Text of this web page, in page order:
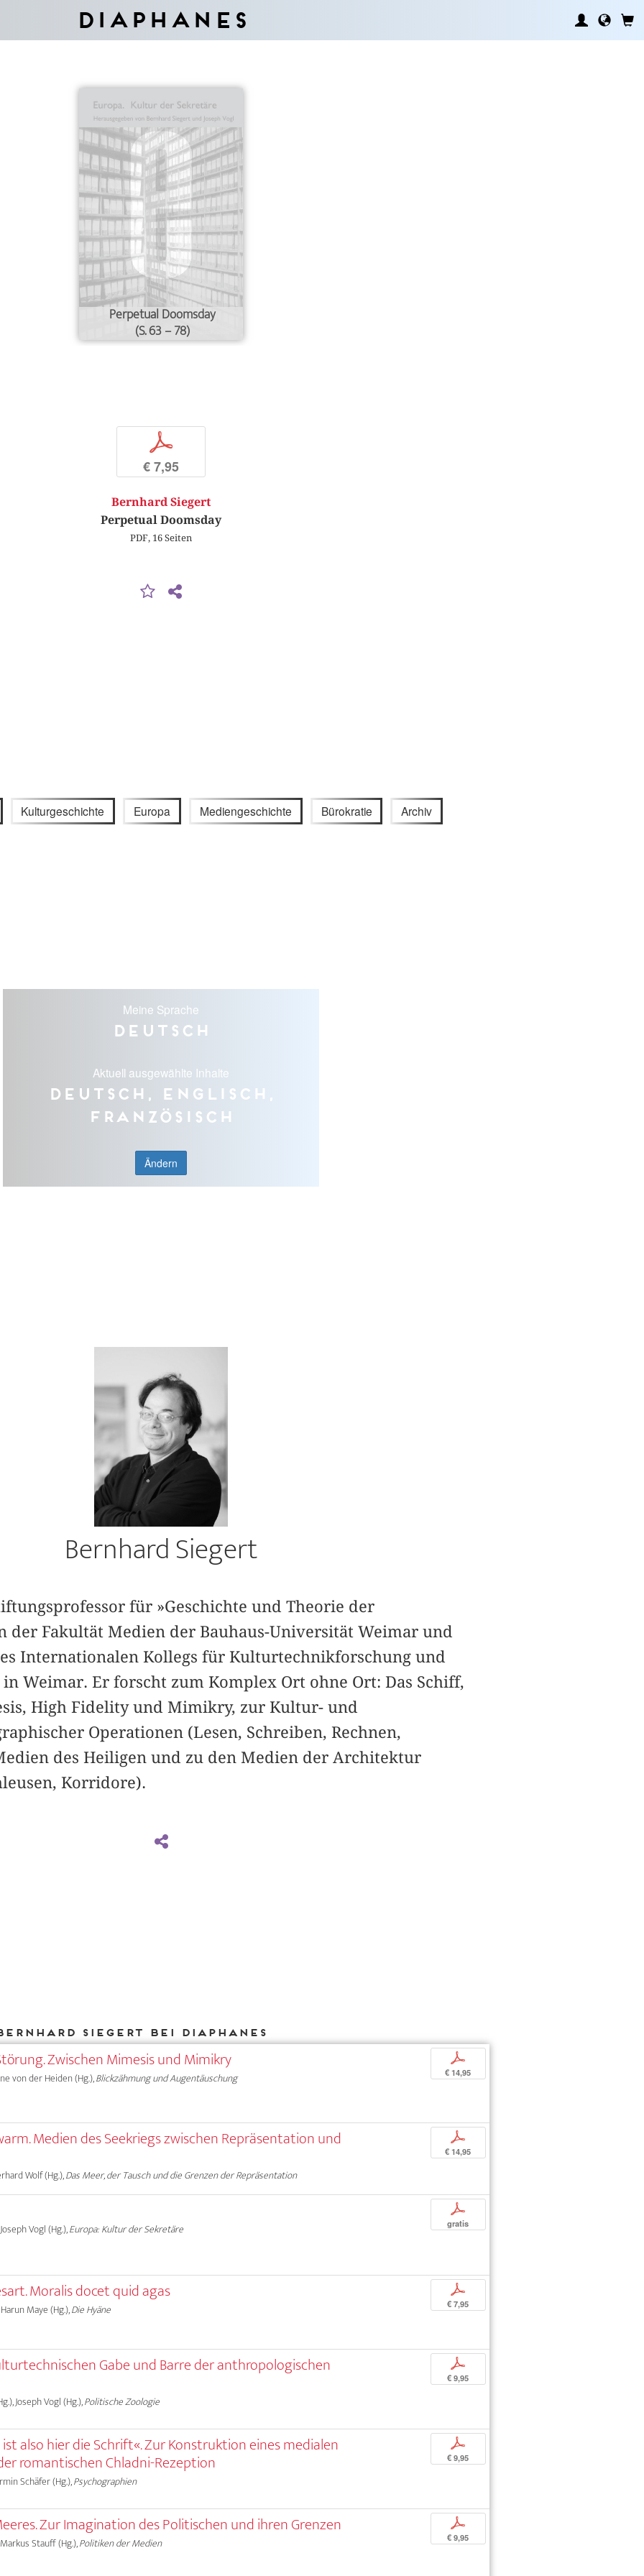
Diaphanes
Perpetual Doomsday
(S. 63 – 78)
p
€ 7,95
Bernhard Siegert
Perpetual Doomsday
PDF, 16 Seiten
Kulturgeschichte Europa Mediengeschichte Bürokratie Archiv
Meine Sprache
Deutsch
Aktuell ausgewählte Inhalte
Deutsch, Englisch,
Französisch
Ändern
Bernhard Siegert
für »Geschichte und Theorie der
der Fakultät Medien der Bauhaus-Universität Weimar und
Internationalen Kollegs für Kulturtechnikforschung und
Weimar. Er forscht zum Komplex Ort ohne Ort: Das Schiff,
High Fidelity und Mimikry, zur Kultur- und
Operationen (Lesen, Schreiben, Rechnen,
des Heiligen und zu den Medien der Architektur
Korridore).
Siegert bei DIAPHANES
Zwischen Mimesis und Mimikry
von der Heiden (Hg.),Blickzähmung und Augentäuschung
p
€ 14,95
Medien des Seekriegs zwischen Repräsentation und
Wolf (Hg.),Das Meer, der Tausch und die Grenzen der Repräsentation
p
€ 14,95
Vogl (Hg.),Europa: Kultur der Sekretäre
p
gratis
Moralis docet quid agas
Maye (Hg.),Die Hyäne
p
€ 7,95
Gabe und Barre der anthropologischen
Joseph Vogl (Hg.),Politische Zoologie
p
€ 9,95
also hier die Schrift«. Zur Konstruktion eines medialen
romantischen Chladni-Rezeption
Schäfer (Hg.),Psychographien
p
€ 9,95
Zur Imagination des Politischen und ihren Grenzen
Stauff (Hg.),Politiken der Medien
p
€ 9,95